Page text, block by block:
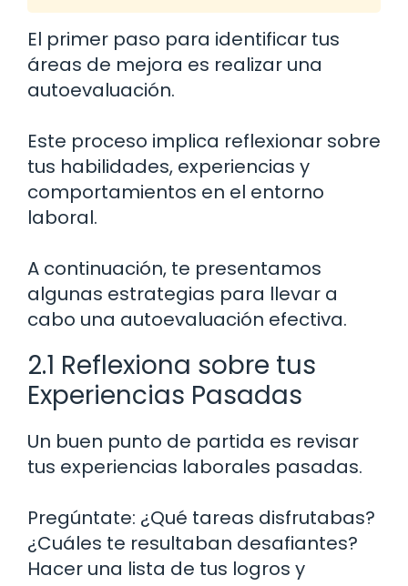
El primer paso para identificar tus
áreas de mejora es realizar una
autoevaluación.
Este proceso implica reflexionar sobre
tus habilidades, experiencias y
comportamientos en el entorno
laboral.
A continuación, te presentamos
algunas estrategias para llevar a
cabo una autoevaluación efectiva.
2.1 Reflexiona sobre tus
Experiencias Pasadas
Un buen punto de partida es revisar
tus experiencias laborales pasadas.
Pregúntate: ¿Qué tareas disfrutabas?
¿Cuáles te resultaban desafiantes?
Hacer una lista de tus logros y